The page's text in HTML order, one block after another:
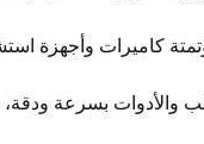
كاميرات وأجهزة
والأدوات بسرعة